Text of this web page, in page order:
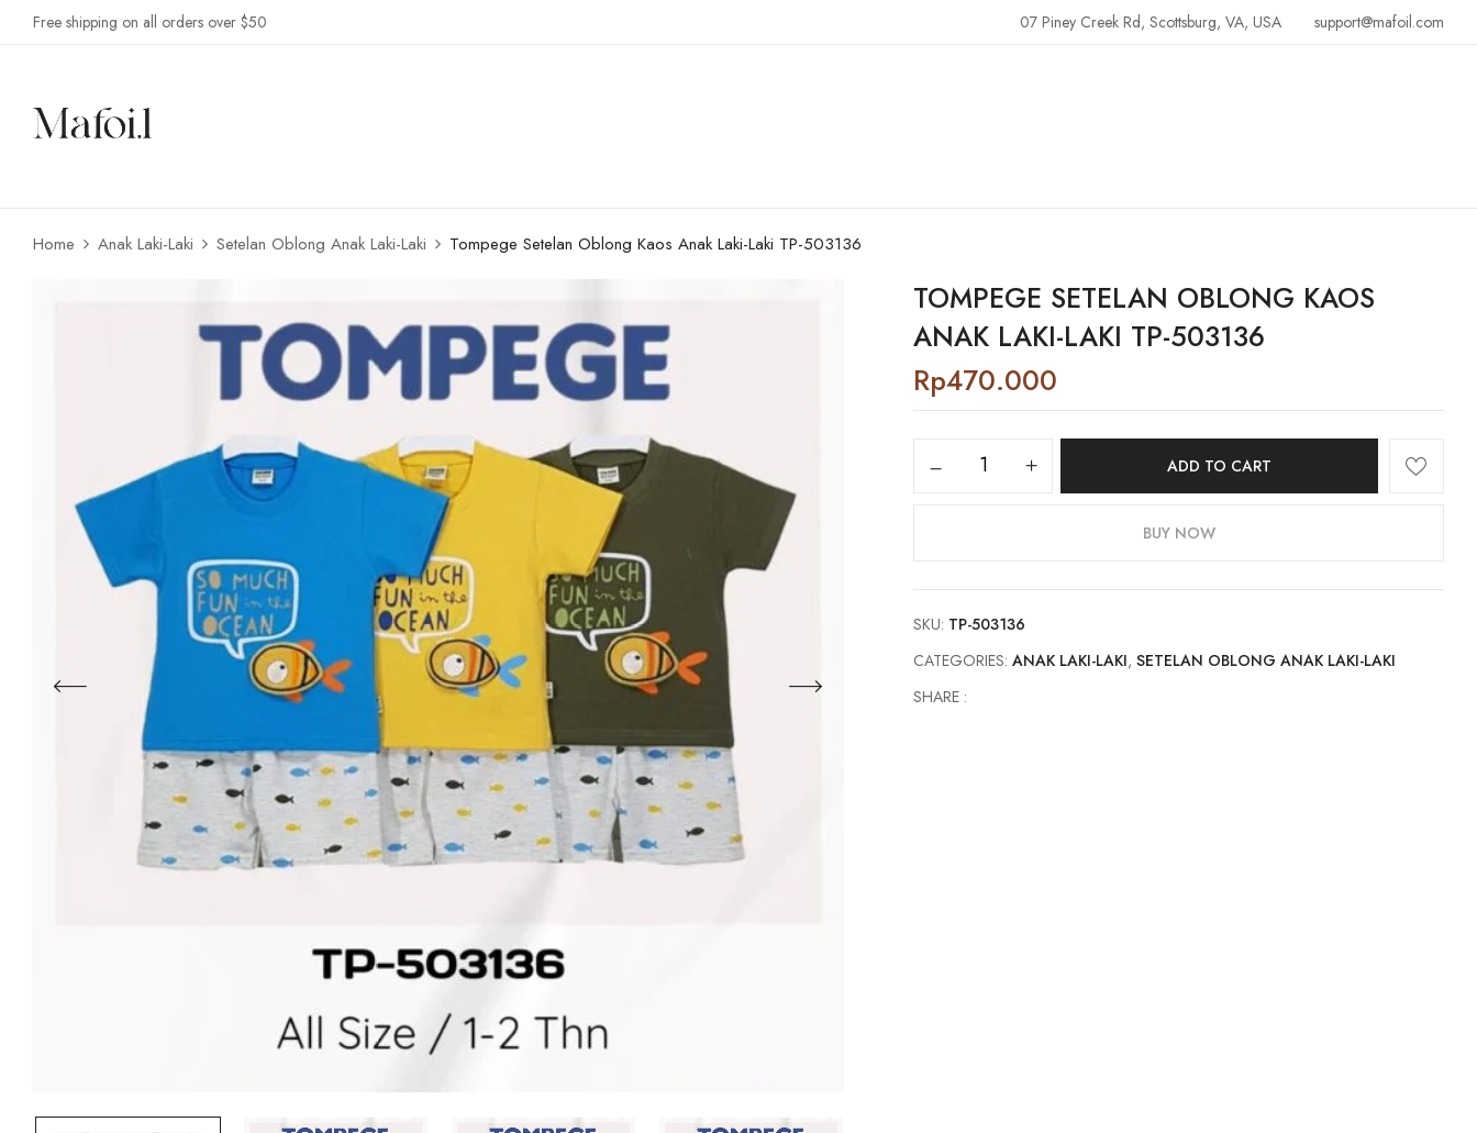
Free shipping on all orders over $50 07 Piney Creek Rd, Scottsburg, VA, USA support@mafoil.com
Home Anak Laki-Laki Setelan Oblong Anak Laki-Laki Tompege Setelan Oblong Kaos Anak Laki-Laki TP-503136
TOMPEGE SETELAN OBLONG KAOS
ANAK LAKI-LAKI TP-503136
Rp470.000
Setelan
TP-
503136
ADD TO CART
BUY NOW
SKU: TP-503136
CATEGORIES:ANAK LAKI-LAKI,SETELAN OBLONG ANAK LAKI-LAKI
SHARE :